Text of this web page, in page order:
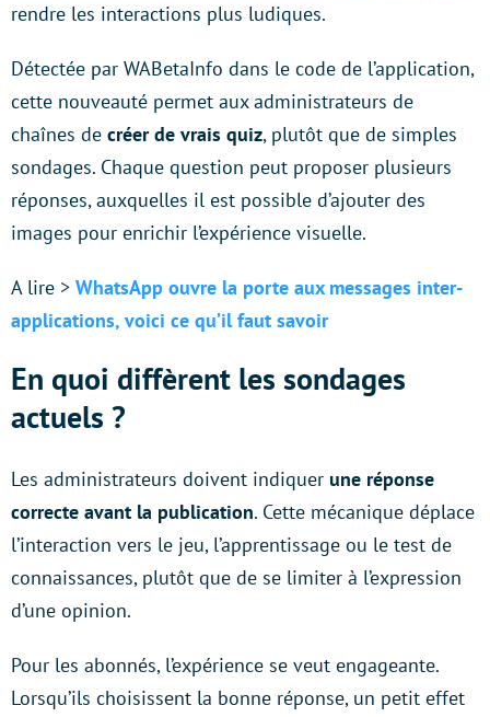
rendre les interactions plus ludiques.
Détectée par WABetaInfo dans le code de l’application,
cette nouveauté permet aux administrateurs de
chaînes de créer de vrais quiz, plutôt que de simples
sondages. Chaque question peut proposer plusieurs
réponses, auxquelles il est possible d’ajouter des
images pour enrichir l’expérience visuelle.
A lire > WhatsApp ouvre la porte aux messages inter-
applications, voici ce qu’il faut savoir
En quoi diffèrent les sondages
actuels ?
Les administrateurs doivent indiquer une réponse
correcte avant la publication. Cette mécanique déplace
l’interaction vers le jeu, l’apprentissage ou le test de
connaissances, plutôt que de se limiter à l’expression
d’une opinion.
Pour les abonnés, l’expérience se veut engageante.
Lorsqu’ils choisissent la bonne réponse, un petit effet